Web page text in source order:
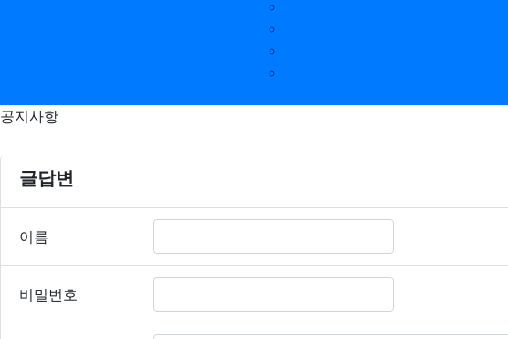
공지사항
공지사항 글답변
글답변
이름
비밀번호